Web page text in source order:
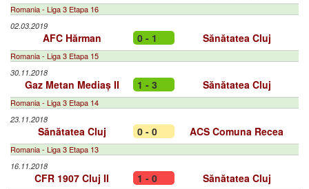
Romania - Liga 3 Etapa 16
02.03.2019
AFC Hărman 0 - 1 Sănătatea Cluj
Romania - Liga 3 Etapa 15
30.11.2018
Gaz Metan Mediaș II 1 - 3 Sănătatea Cluj
Romania - Liga 3 Etapa 14
23.11.2018
Sănătatea Cluj 0 - 0 ACS Comuna Recea
Romania - Liga 3 Etapa 13
16.11.2018
CFR 1907 Cluj II 1 - 0 Sănătatea Cluj